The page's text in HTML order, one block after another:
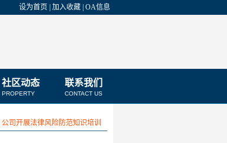
设为首页 加入收藏 OA信息
社区动态
PROPERTY
联系我们
CONTACT US
公司开展法律风险防范知识培训